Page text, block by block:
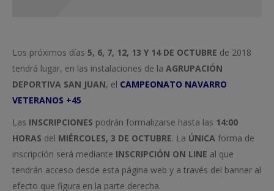
Los próximos días 5, 6, 7, 12, 13 Y 14 DE OCTUBRE de 2018
tendrá lugar, en las instalaciones de la AGRUPACIÓN
DEPORTIVA SAN JUAN, el CAMPEONATO NAVARRO
VETERANOS +45
Las INSCRIPCIONES podrán formalizarse hasta las 14:00
HORAS del MIÉRCOLES, 3 DE OCTUBRE. La ÚNICA forma de
inscripción será mediante INSCRIPCIÓN ON LINE al que
tendrán acceso desde esta página web y a través del banner al
efecto que figura en la parte derecha.